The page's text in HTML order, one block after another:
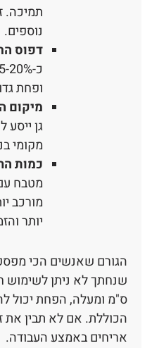
נוספים.
דפוס
ופחת
מיקום
גן ייסע
מקומי
כמות
מטבח
מורכב
יותר
הגורם שאנשים הכי
הכוללת. אם לא תבין
אריחים באמצע העבודה.